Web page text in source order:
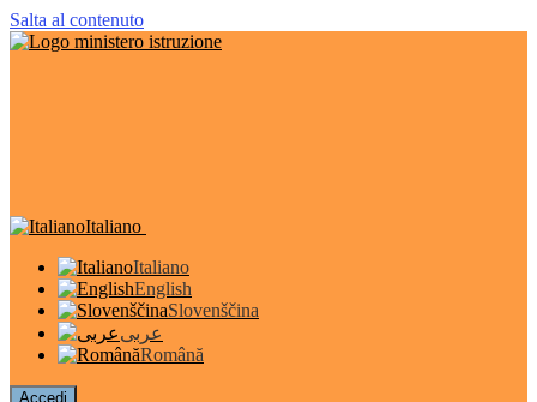
Salta al contenuto
Italiano
Italiano
English
Slovenščina
عربى
Română
Accedi